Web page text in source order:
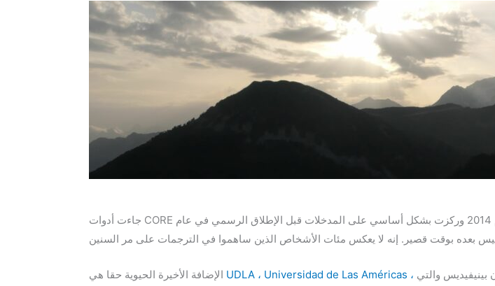
جاءت أدوات CORE من خلال العديد من المدخلات وهذه قائمة غير مكتملة للغاية حيث تم إنشاؤها في عام 2014 وركزت بشكل أساسي على المدخلات قبل الإطلاق الرسمي في عام
والتي